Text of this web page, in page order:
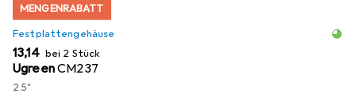
MENGENRABATT
Festplattengehäuse
EUR
13,14 bei 2 Stück
UgreenCM237
2.5"